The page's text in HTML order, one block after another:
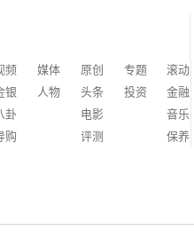
频 媒体 原创 专题
滚动
银 人物 头条 投资
金融
卦 电影
音乐
购 评测
保养